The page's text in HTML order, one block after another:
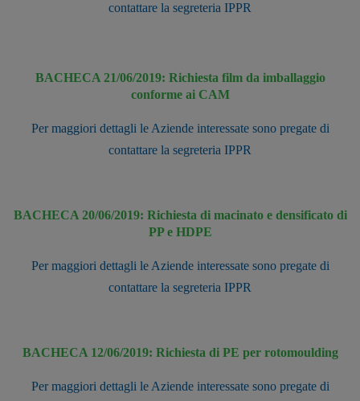
contattare la segreteria IPPR
BACHECA 21/06/2019: Richiesta film da imballaggio
conforme ai CAM
Per maggiori dettagli le Aziende interessate sono pregate di
contattare la segreteria IPPR
BACHECA 20/06/2019: Richiesta di macinato e densificato di
PP e HDPE
Per maggiori dettagli le Aziende interessate sono pregate di
contattare la segreteria IPPR
BACHECA 12/06/2019: Richiesta di PE per rotomoulding
Per maggiori dettagli le Aziende interessate sono pregate di